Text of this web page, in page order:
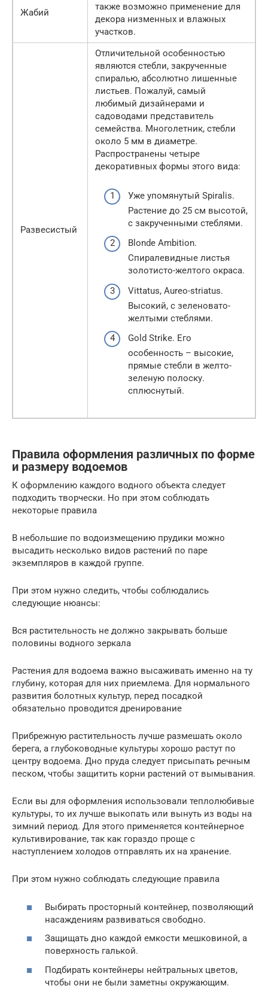
Жабий
также возможно применение для
декора низменных и влажных
участков.
Развесистый
Отличительной особенностью
являются стебли, закрученные
спиралью, абсолютно лишенные
листьев. Пожалуй, самый
любимый дизайнерами и
садоводами представитель
семейства. Многолетник, стебли
около 5 мм в диаметре.
Распространены четыре
декоративных формы этого вида:
Уже упомянутый Spiralis.
Растение до 25 см высотой,
с закрученными стеблями.
Blonde Ambition.
Спиралевидные листья
золотисто-желтого окраса.
Vittatus, Aureo-striatus.
Высокий, с зеленовато-
желтыми стеблями.
Gold Strike. Его
особенность – высокие,
прямые стебли в желто-
зеленую полоску.
сплюснутый.
Правила оформления различных по форме
и размеру водоемов
К оформлению каждого водного объекта следует
подходить творчески. Но при этом соблюдать
некоторые правила
В небольшие по водоизмещению прудики можно
высадить несколько видов растений по паре
экземпляров в каждой группе.
При этом нужно следить, чтобы соблюдались
следующие нюансы:
Вся растительность не должно закрывать больше
половины водного зеркала
Растения для водоема важно высаживать именно на ту
глубину, которая для них приемлема. Для нормального
развития болотных культур, перед посадкой
обязательно проводится дренирование
Прибрежную растительность лучше размешать около
берега, а глубоководные культуры хорошо растут по
центру водоема. Дно пруда следует присыпать речным
песком, чтобы защитить корни растений от вымывания.
Если вы для оформления использовали теплолюбивые
культуры, то их лучше выкопать или вынуть из воды на
зимний период. Для этого применяется контейнерное
культивирование, так как гораздо проще с
наступлением холодов отправлять их на хранение.
При этом нужно соблюдать следующие правила
Выбирать просторный контейнер, позволяющий
насаждениям развиваться свободно.
Защищать дно каждой емкости мешковиной, а
поверхность галькой.
Подбирать контейнеры нейтральных цветов,
чтобы они не были заметны окружающим.